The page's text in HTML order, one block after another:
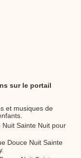
sur le portail
et musiques de
Sainte Nuit pour
Douce Nuit Sainte